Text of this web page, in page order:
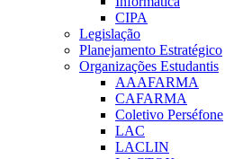
CIPA
Legislação
Planejamento Estratégico
Organizações Estudantis
AAAFARMA
CAFARMA
Coletivo Perséfone
LAC
LACLIN